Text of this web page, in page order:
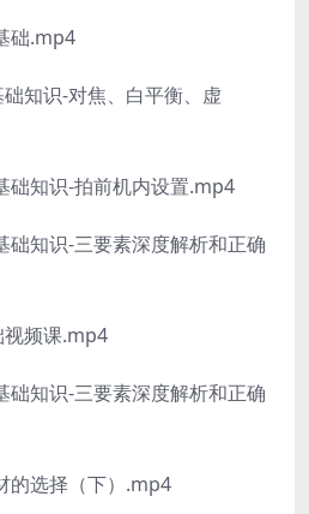
础.mp4
知识-对焦、白平衡、虚
础知识-拍前机内设置.mp4
础知识-三要素深度解析和正确
视频课.mp4
础知识-三要素深度解析和正确
的选择（下）.mp4